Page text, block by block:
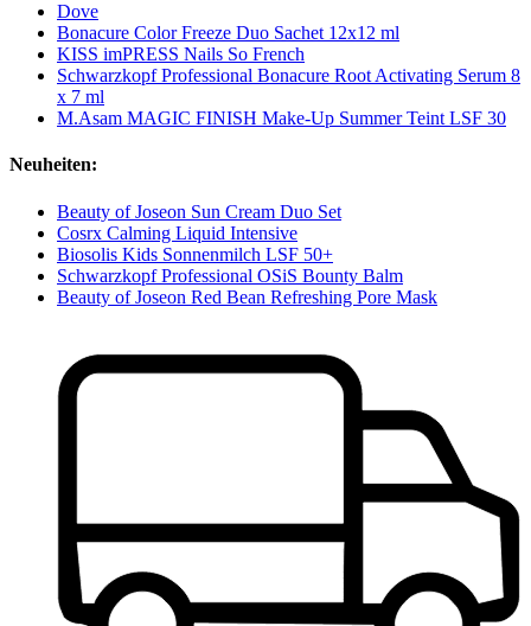
Dove
Bonacure Color Freeze Duo Sachet 12x12 ml
KISS imPRESS Nails So French
Schwarzkopf Professional Bonacure Root Activating Serum 8
x 7 ml
M.Asam MAGIC FINISH Make-Up Summer Teint LSF 30
Neuheiten:
Beauty of Joseon Sun Cream Duo Set
Cosrx Calming Liquid Intensive
Biosolis Kids Sonnenmilch LSF 50+
Schwarzkopf Professional OSiS Bounty Balm
Beauty of Joseon Red Bean Refreshing Pore Mask